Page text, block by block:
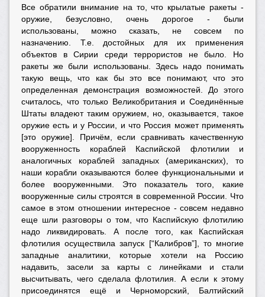
Все обратили внимание на то, что крылатые ракеты -
оружие, безусловно, очень дорогое - были
использованы, можно сказать, не совсем по
назначению. Т.е. достойных для их применения
объектов в Сирии среди террористов не было. Но
ракеты же были использованы. Здесь надо понимать
такую вещь, что как бы это все понимают, что это
определенная демонстрация возможностей. До этого
считалось, что только Великобритания и Соединённые
Штаты владеют таким оружием, но, оказывается, такое
оружие есть и у России, и что Россия может применять
[это оружие]. Причём, если сравнивать качественную
вооруженность кораблей Каспийской флотилии и
аналогичных кораблей западных (американских), то
наши корабли оказываются более функциональными и
более вооруженными. Это показатель того, какие
вооруженные силы строятся в современной России. Что
самое в этом отношении интересное - совсем недавно
еще шли разговоры о том, что Каспийскую флотилию
надо ликвидировать. А после того, как Каспийская
флотилия осуществила запуск [“Калибров”], то многие
западные аналитики, которые хотели на Россию
надавить, засели за карты с линейками и стали
высчитывать, чего сделала флотилия. А если к этому
присоединятся ещё и Черноморский, Балтийский